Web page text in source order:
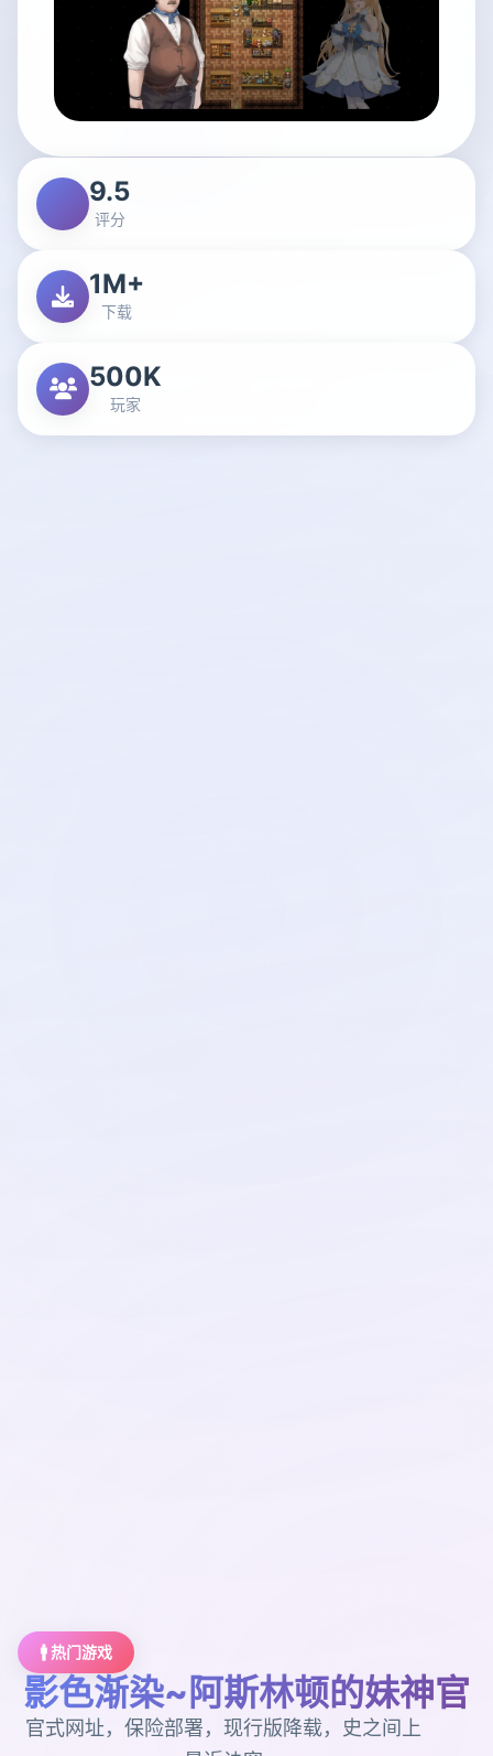
9.5
评分
1M+
下载
500K
玩家
🚹 热门游戏
影色渐染~阿斯林顿的妹神官
官式网址，保险部署，现行版降载，史之间上